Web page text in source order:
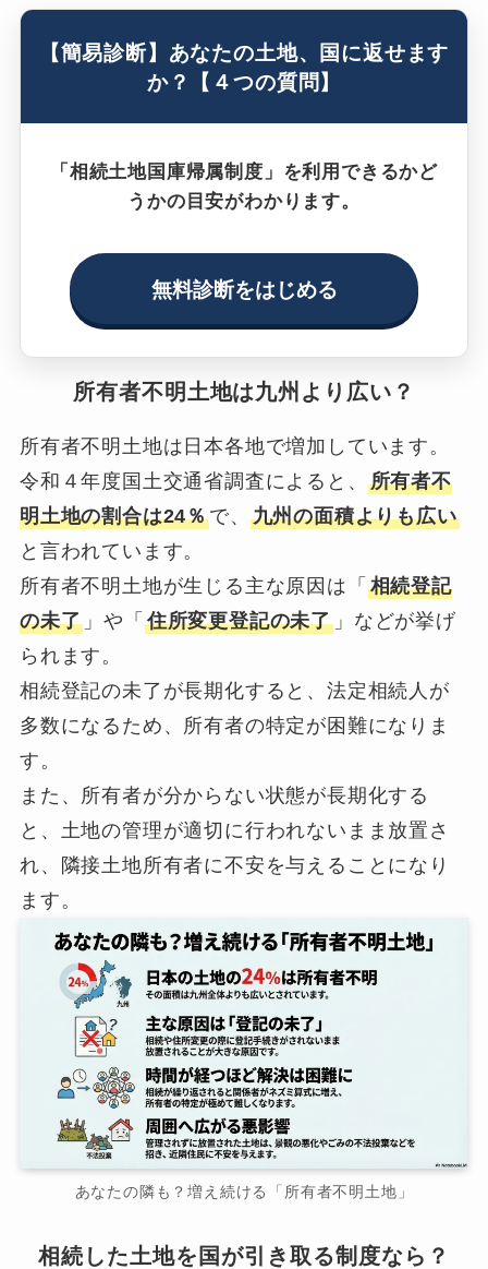
【簡易診断】あなたの土地、国に返せます
か？【４つの質問】
「相続土地国庫帰属制度」を利用できるかど
うかの目安がわかります。
無料診断をはじめる
所有者不明土地は九州より広い？
所有者不明土地は日本各地で増加しています。
令和４年度国土交通省調査によると、 所有者不
明土地の割合は24％で、 九州の面積よりも広い
と言われています。
所有者不明土地が生じる主な原因は「 相続登記
の未了 」や「 住所変更登記の未了 」などが挙げ
られます。
相続登記の未了が長期化すると、法定相続人が
多数になるため、所有者の特定が困難になりま
す。
また、所有者が分からない状態が長期化する
と、土地の管理が適切に行われないまま放置さ
れ、隣接土地所有者に不安を与えることになり
ます。
あなたの隣も？増え続ける「所有者不明土地」
相続した土地を国が引き取る制度なら？